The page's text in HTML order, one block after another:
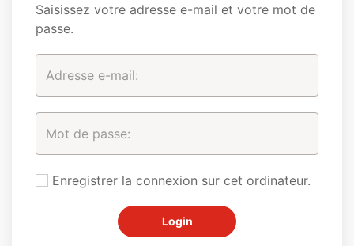
Saisissez votre adresse e-mail et votre mot de
passe.
Enregistrer la connexion sur cet ordinateur.